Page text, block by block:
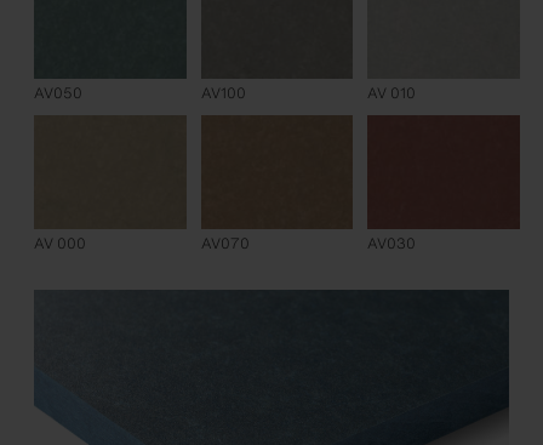
AV050 AV100 AV 010
AV 000 AV070 AV030